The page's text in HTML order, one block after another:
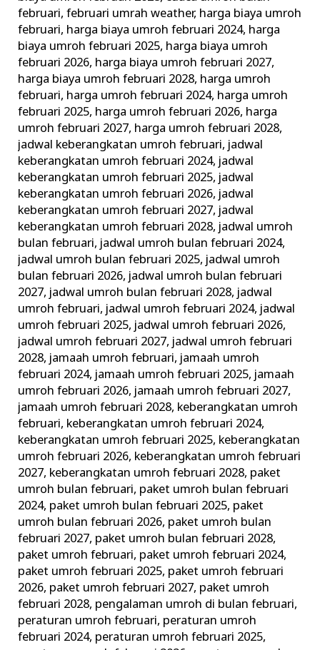
februari,februari umrah weather, harga biaya umroh
februari, harga biaya umroh februari 2024, harga
biaya umroh februari 2025, harga biaya umroh
februari 2026, harga biaya umroh februari 2027,
harga biaya umroh februari 2028, harga umroh
februari, harga umroh februari 2024, harga umroh
februari 2025, harga umroh februari 2026, harga
umroh februari 2027, harga umroh februari 2028,
jadwal keberangkatan umroh februari, jadwal
keberangkatan umroh februari 2024, jadwal
keberangkatan umroh februari 2025, jadwal
keberangkatan umroh februari 2026, jadwal
keberangkatan umroh februari 2027, jadwal
keberangkatan umroh februari 2028, jadwal umroh
bulan februari, jadwal umroh bulan februari 2024,
jadwal umroh bulan februari 2025, jadwal umroh
bulan februari 2026, jadwal umroh bulan februari
2027, jadwal umroh bulan februari 2028, jadwal
umroh februari, jadwal umroh februari 2024, jadwal
umroh februari 2025, jadwal umroh februari 2026,
jadwal umroh februari 2027, jadwal umroh februari
2028, jamaah umroh februari, jamaah umroh
februari 2024, jamaah umroh februari 2025, jamaah
umroh februari 2026, jamaah umroh februari 2027,
jamaah umroh februari 2028, keberangkatan umroh
februari, keberangkatan umroh februari 2024,
keberangkatan umroh februari 2025, keberangkatan
umroh februari 2026, keberangkatan umroh februari
2027, keberangkatan umroh februari 2028, paket
umroh bulan februari, paket umroh bulan februari
2024, paket umroh bulan februari 2025, paket
umroh bulan februari 2026, paket umroh bulan
februari 2027, paket umroh bulan februari 2028,
paket umroh februari, paket umroh februari 2024,
paket umroh februari 2025, paket umroh februari
2026, paket umroh februari 2027, paket umroh
februari 2028, pengalaman umroh di bulan februari,
peraturan umroh februari, peraturan umroh
februari 2024, peraturan umroh februari 2025,